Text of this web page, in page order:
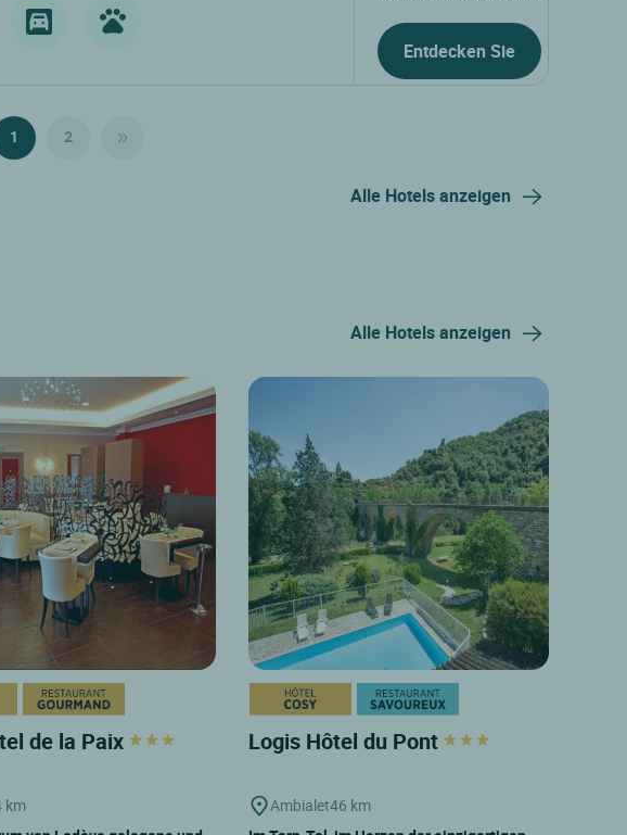
Entdecken Sie
1 2
Alle Hotels anzeigen
Alle Hotels anzeigen
de la Paix
km
Logis Hôtel du Pont
Ambialet46 km